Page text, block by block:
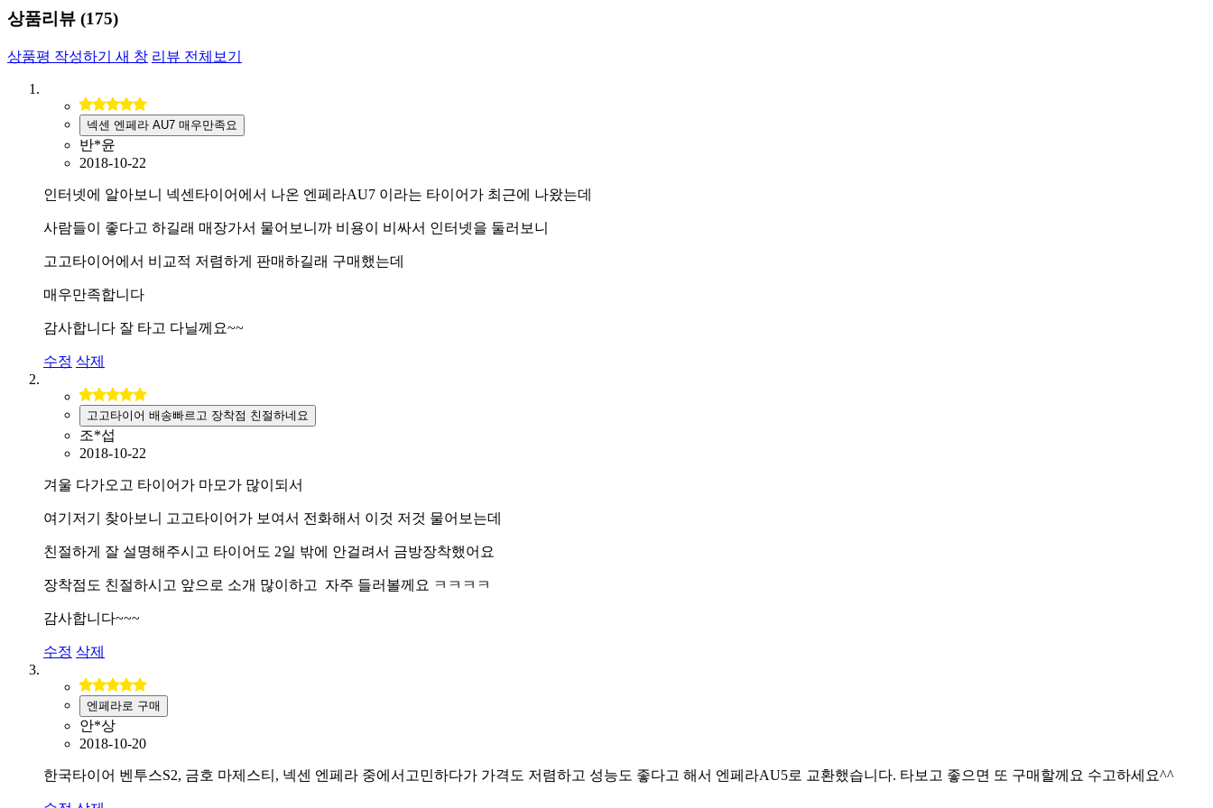
상품리뷰 (175)
상품평 작성하기 새 창 리뷰 전체보기
넥센 엔페라 AU7 매우만족요
반*윤
2018-10-22
인터넷에 알아보니 넥센타이어에서 나온 엔페라AU7 이라는 타이어가 최근에 나왔는데
사람들이 좋다고 하길래 매장가서 물어보니까 비용이 비싸서 인터넷을 둘러보니
고고타이어에서 비교적 저렴하게 판매하길래 구매했는데
매우만족합니다
감사합니다 잘 타고 다닐께요~~
수정 삭제
고고타이어 배송빠르고 장착점 친절하네요
조*섭
2018-10-22
겨울 다가오고 타이어가 마모가 많이되서
여기저기 찾아보니 고고타이어가 보여서 전화해서 이것 저것 물어보는데
친절하게 잘 설명해주시고 타이어도 2일 밖에 안걸려서 금방장착했어요
장착점도 친절하시고 앞으로 소개 많이하고 자주 들러볼께요 ㅋㅋㅋㅋ
감사합니다~~~
수정 삭제
엔페라로 구매
안*상
2018-10-20
한국타이어 벤투스S2, 금호 마제스티, 넥센 엔페라 중에서고민하다가 가격도 저렴하고 성능도 좋다고 해서 엔페라AU5로 교환했습니다. 타보고 좋으면 또 구매할께요 수고하세요^^